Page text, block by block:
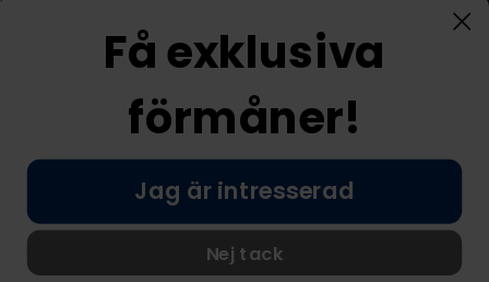
© Nordic Prostore 2026
Allmänna villkor
Få exklusiva
förmåner!
Jag är intresserad
Nej tack